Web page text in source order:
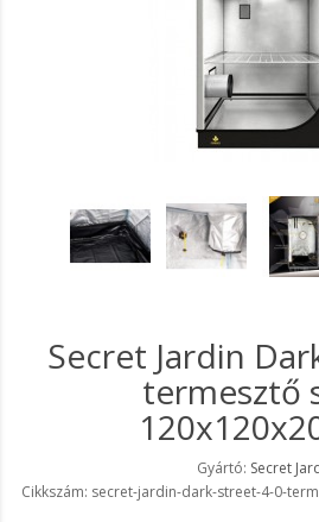
Secret Jardin
termesztő
Gyártó: Secret
Cikkszám: secret-jardin-dark-street-4-0-